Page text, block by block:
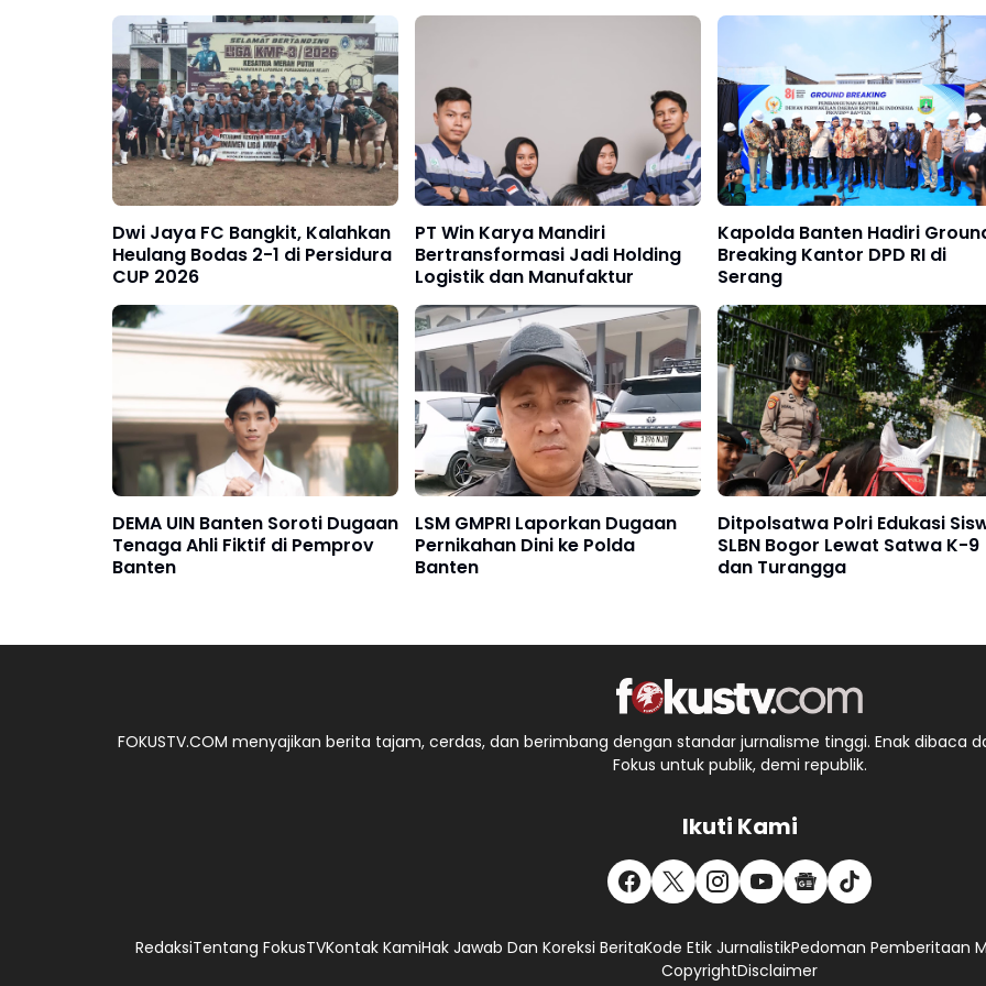
Dwi Jaya FC Bangkit, Kalahkan
Heulang Bodas 2-1 di Persidura
CUP 2026
PT Win Karya Mandiri
Bertransformasi Jadi Holding
Logistik dan Manufaktur
Kapolda Banten Hadiri
Breaking Kantor DPD RI di
Serang
DEMA UIN Banten Soroti Dugaan
Tenaga Ahli Fiktif di Pemprov
Banten
LSM GMPRI Laporkan Dugaan
Pernikahan Dini ke Polda
Banten
Ditpolsatwa Polri Edukasi
SLBN Bogor Lewat Satwa K-9
dan Turangga
FOKUSTV.COM menyajikan berita tajam, cerdas, dan berimbang dengan standar jurnalisme tinggi. Enak dibaca
Fokus untuk publik, demi republik.
Ikuti Kami
RedaksiTentang FokusTVKontak KamiHak Jawab Dan Koreksi BeritaKode Etik JurnalistikPedoman Pemberitaan
CopyrightDisclaimer